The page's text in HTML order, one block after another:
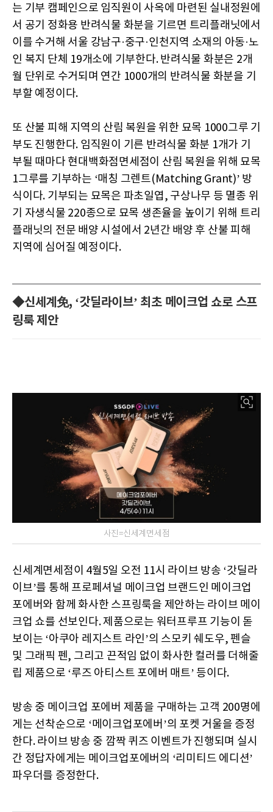
는 기부 캠페인으로 임직원이 사옥에 마련된 실내정원에
서 공기 정화용 반려식물 화분을 기르면 트리플래닛에서
이를 수거해 서울 강남구·중구·인천지역 소재의 아동·노
인 복지 단체 19개소에 기부한다. 반려식물 화분은 2개
월 단위로 수거되며 연간 1000개의 반려식물 화분을 기
부할 예정이다.
또 산불 피해 지역의 산림 복원을 위한 묘목 1000그루 기
부도 진행한다. 임직원이 기른 반려식물 화분 1개가 기
부될 때마다 현대백화점면세점이 산림 복원을 위해 묘목
1그루를 기부하는 ‘매칭 그렌트(Matching Grant)’ 방
식이다. 기부되는 묘목은 파초일엽, 구상나무 등 멸종 위
기 자생식물 220종으로 묘목 생존율을 높이기 위해 트리
플래닛의 전문 배양 시설에서 2년간 배양 후 산불 피해
지역에 심어질 예정이다.
◆신세계免, ‘갓딜라이브’ 최초 메이크업 쇼로 스프
링룩 제안
사진=신세계면세점
신세계면세점이 4월5일 오전 11시 라이브 방송 ‘갓딜라
이브’를 통해 프로페셔널 메이크업 브랜드인 메이크업
포에버와 함께 화사한 스프링룩을 제안하는 라이브 메이
크업 쇼를 선보인다. 제품으로는 워터프루프 기능이 돋
보이는 ‘아쿠아 레지스트 라인’의 스모키 쉐도우, 펜슬
및 그래픽 펜, 그리고 끈적임 없이 화사한 컬러를 더해줄
립 제품으로 ‘루즈 아티스트 포에버 매트’ 등이다.
방송 중 메이크업 포에버 제품을 구매하는 고객 200명에
게는 선착순으로 ‘메이크업포에버’의 포켓 거울을 증정
한다. 라이브 방송 중 깜짝 퀴즈 이벤트가 진행되며 실시
간 정답자에게는 메이크업포에버의 ‘리미티드 에디션’
파우더를 증정한다.